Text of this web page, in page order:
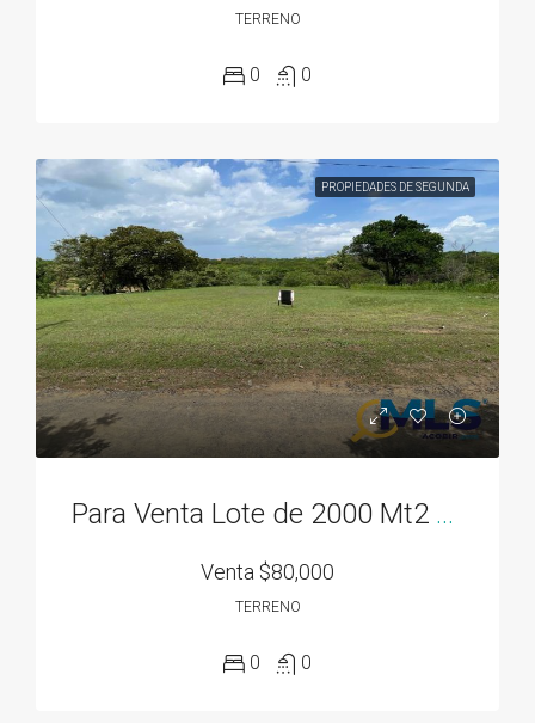
TERRENO
0 0
PROPIEDADES DE SEGUNDA
Para Venta Lote de 2000 Mt2 en Rodeo Viejo, cerca de todo!
Venta $80,000
TERRENO
0 0